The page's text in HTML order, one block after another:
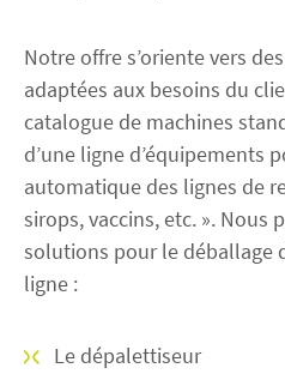
Notre offre s’oriente vers
adaptées aux besoins du
catalogue de machines
d’une ligne d’équipements
automatique des lignes de
sirops, vaccins, etc. ». Nous
solutions pour le déballage
ligne :
Le dépalettiseur